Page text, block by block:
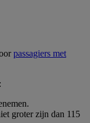
passagiers met
groter zijn dan 115